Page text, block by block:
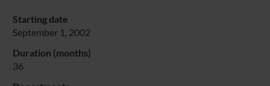
Starting date
September 1, 2002
Duration (months)
36